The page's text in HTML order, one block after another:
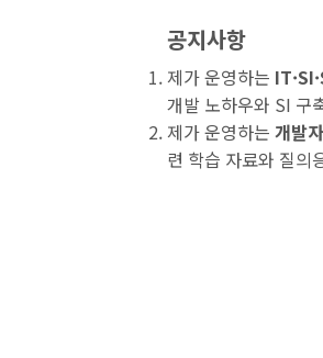
공지사항
제가 운영하는
개발 노하우와 SI 구
제가 운영하는 개발
련 학습 자료와 질의